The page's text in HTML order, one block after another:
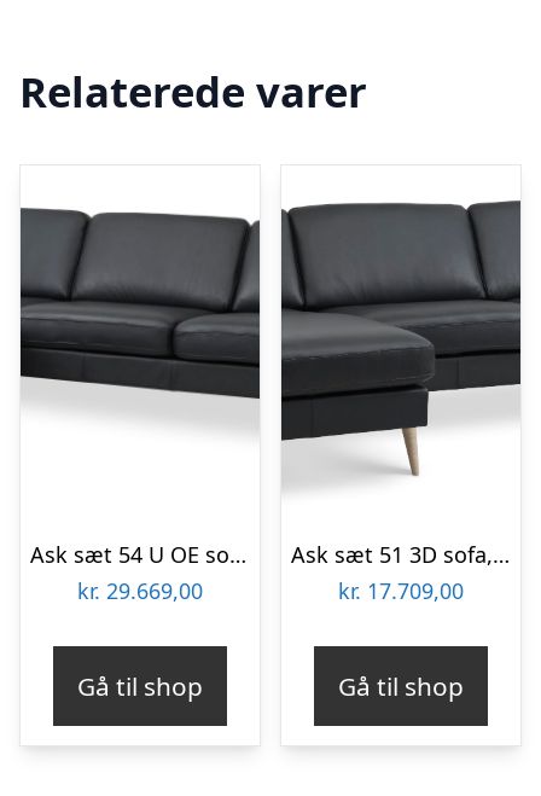
Relaterede varer
Ask sæt 54 U OE sofa, m. venstre chaiselong – sort semianilin læder og sort træ
kr. 29.669,00
Gå til shop
Ask sæt 51 3D sofa, m. chaiselong – sort semianilin læder og natur træ.
kr. 17.709,00
Gå til shop